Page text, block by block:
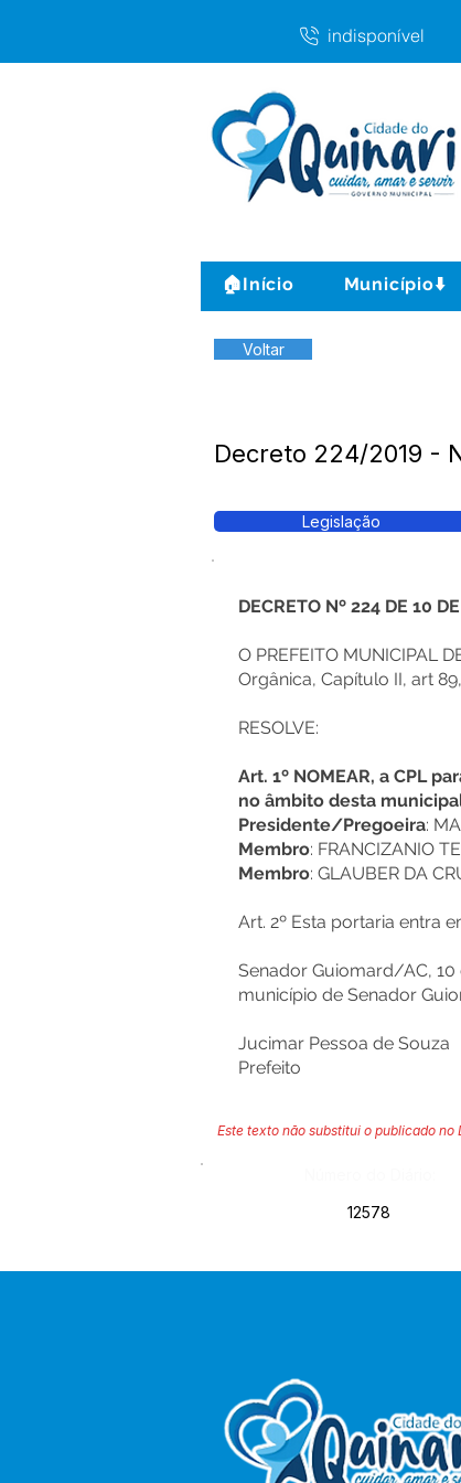
indisponível
🏠Início Município⬇️
Voltar
Decreto 224/2019 -
Legislação
DECRETO Nº 224 DE 10
O PREFEITO MUNICIPAL
Orgânica, Capítulo II, art 89,
RESOLVE:
Art. 1º NOMEAR, a CPL
no âmbito desta
Presidente/Pregoeira:
Membro: FRANCIZANIO
Membro: GLAUBER DA
Art. 2º Esta portaria entra
Senador Guiomard/AC, 10
município de Senador
Jucimar Pessoa de Souza
Prefeito
Este texto não substitui o publicado
12578